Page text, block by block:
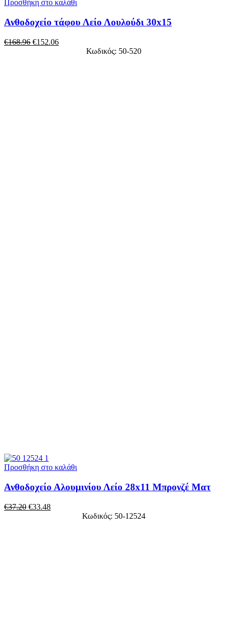
Προσθήκη στο καλάθι
Ανθοδοχείο τάφου Λείο Λουλούδι 30x15
€168.96 €152.06
Κωδικός: 50-520
Προσθήκη στο καλάθι
Ανθοδοχείο Αλουμινίου Λείο 28x11 Μπρονζέ Ματ
€37.20 €33.48
Κωδικός: 50-12524